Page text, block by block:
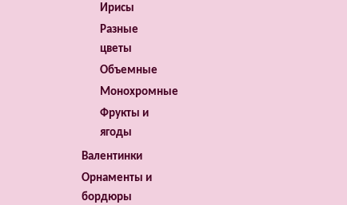
Ирисы
Разные
цветы
Объемные
Монохромные
Фрукты и
ягоды
Валентинки
Орнаменты и
бордюры